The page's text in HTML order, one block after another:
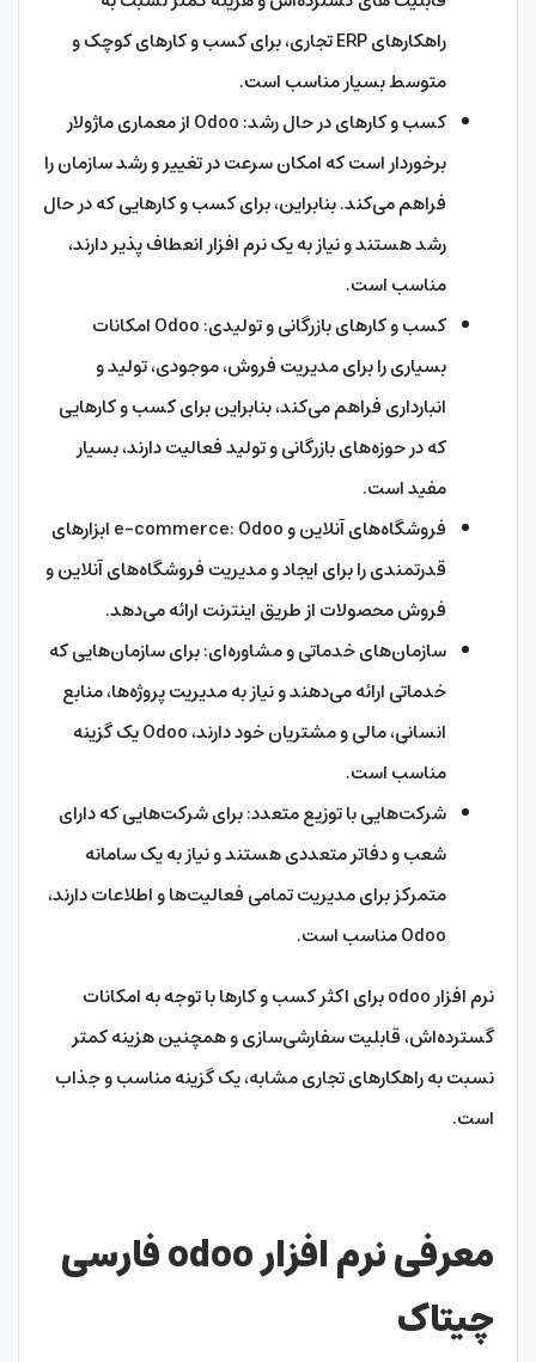
راهکارهای ERP تجاری، برای کسب و کارهای کوچک و
متوسط بسیار مناسب است.
کسب و کارهای در حال رشد: Odoo از معماری ماژولار
برخوردار است که امکان سرعت در تغییر و رشد سازمان را
فراهم می‌کند. بنابراین، برای کسب و کارهایی که در حال
رشد هستند و نیاز به یک نرم افزار انعطاف پذیر دارند،
مناسب است.
کسب و کارهای بازرگانی و تولیدی: Odoo امکانات
بسیاری را برای مدیریت فروش، موجودی، تولید و
انبارداری فراهم می‌کند، بنابراین برای کسب و کارهایی
که در حوزه‌های بازرگانی و تولید فعالیت دارند، بسیار
مفید است.
فروشگاه‌های آنلاین و e-commerce: Odoo ابزارهای
قدرتمندی را برای ایجاد و مدیریت فروشگاه‌های آنلاین و
فروش محصولات از طریق اینترنت ارائه می‌دهد.
سازمان‌های خدماتی و مشاوره‌ای: برای سازمان‌هایی که
خدماتی ارائه می‌دهند و نیاز به مدیریت پروژه‌ها، منابع
انسانی، مالی و مشتریان خود دارند، Odoo یک گزینه
مناسب است.
شرکت‌هایی با توزیع متعدد: برای شرکت‌هایی که دارای
شعب و دفاتر متعددی هستند و نیاز به یک سامانه
متمرکز برای مدیریت تمامی فعالیت‌ها و اطلاعات دارند،
Odoo مناسب است.
نرم افزار odoo برای اکثر کسب و کارها با توجه به امکانات
گسترده‌اش، قابلیت سفارشی‌سازی و همچنین هزینه کمتر
نسبت به راهکارهای تجاری مشابه، یک گزینه مناسب و جذاب
است.
معرفی نرم افزارodooفارسی
چیتاک